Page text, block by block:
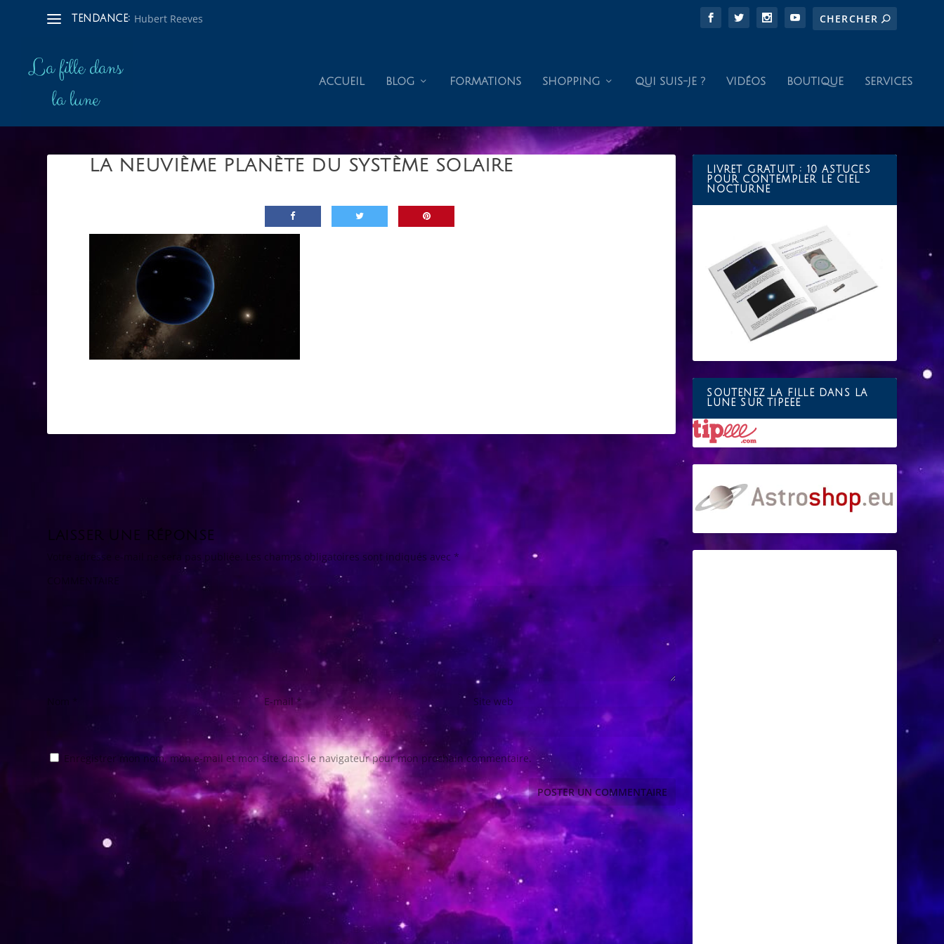
TENDANCE: Hubert Reeves
ACCUEIL BLOG FORMATIONS SHOPPING QUI SUIS-JE ? VIDÉOS BOUTIQUE SERVICES
LA NEUVIÈME PLANÈTE DU SYSTÈME SOLAIRE
LAISSER UNE RÉPONSE
Votre adresse e-mail ne sera pas publiée. Les champs obligatoires sont indiqués avec *
E-mail * Site web
Enregistrer mon nom, mon e-mail et mon site dans le navigateur pour mon prochain commentaire.
LIVRET GRATUIT : 10 ASTUCES
POUR CONTEMPLER LE CIEL
NOCTURNE
SOUTENEZ LA FILLE DANS LA
LUNE SUR TIPEEE